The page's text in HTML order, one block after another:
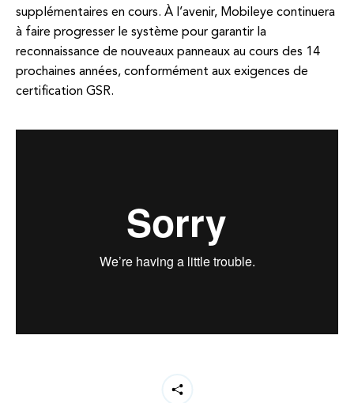
supplémentaires en cours. À l’avenir, Mobileye continuera
à faire progresser le système pour garantir la
reconnaissance de nouveaux panneaux au cours des 14
prochaines années, conformément aux exigences de
certification GSR.